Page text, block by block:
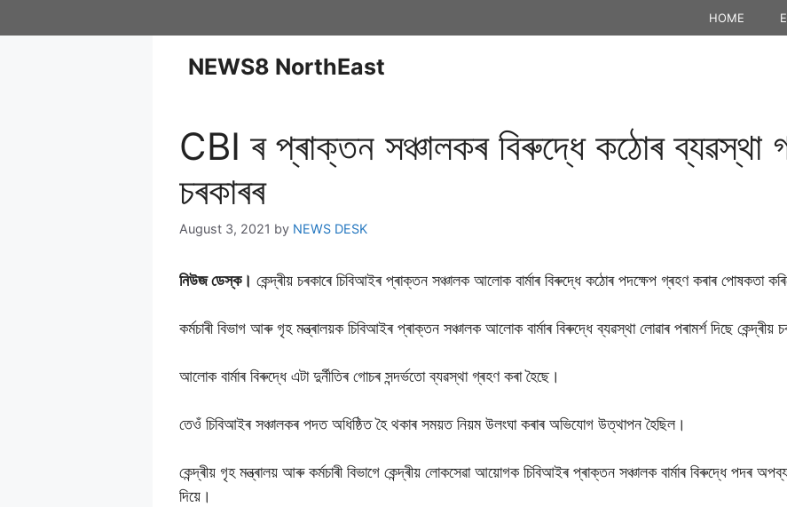
HOME
NEWS8 NorthEast
CBI ৰ প্ৰাক্তন সঞ্চালকৰ বিৰুদ্ধে কঠোৰ ব্যৱস্থা
চৰকাৰৰ
August 3, 2021 by NEWS DESK
নিউজ ডেস্ক। কেন্দ্ৰীয় চৰকাৰে চিবিআইৰ প্ৰাক্তন সঞ্চালক আলোক বাৰ্মাৰ বিৰুদ্ধে কঠোৰ পদক্ষেপ গ্ৰহণ কৰাৰ পোষকতা
কৰ্মচাৰী বিভাগ আৰু গৃহ মন্ত্ৰালয়ক চিবিআইৰ প্ৰাক্তন সঞ্চালক আলোক বাৰ্মাৰ বিৰুদ্ধে ব্যৱস্থা লোৱাৰ পৰামৰ্শ দিছে কেন্দ্ৰীয়
আলোক বাৰ্মাৰ বিৰুদ্ধে এটা দুৰ্নীতিৰ গোচৰ সন্দৰ্ভতো ব্যৱস্থা গ্ৰহণ কৰা হৈছে।
তেওঁ চিবিআইৰ সঞ্চালকৰ পদত অধিষ্ঠিত হৈ থকাৰ সময়ত নিয়ম উলংঘা কৰাৰ অভিযোগ উত্থাপন হৈছিল।
কেন্দ্ৰীয় গৃহ মন্ত্ৰালয় আৰু কৰ্মচাৰী বিভাগে কেন্দ্ৰীয় লোকসেৱা আয়োগক চিবিআইৰ প্ৰাক্তন সঞ্চালক বাৰ্মাৰ বিৰুদ্ধে পদৰ
দিয়ে।